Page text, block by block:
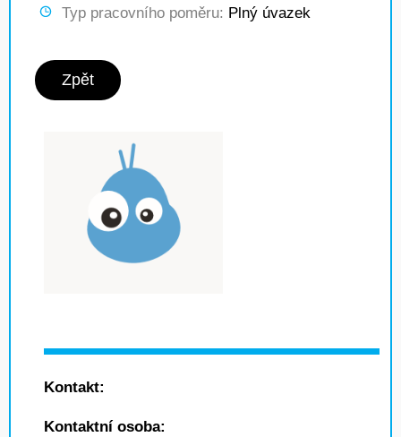
Typ pracovního poměru: Plný úvazek
Zpět
Kontakt:
Kontaktní osoba: